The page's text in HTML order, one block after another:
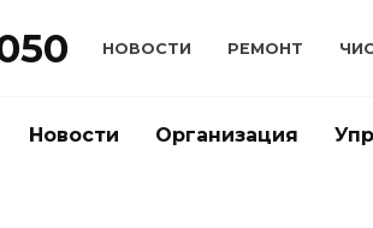
НОВОСТИ РЕМОНТ
Новости Организация